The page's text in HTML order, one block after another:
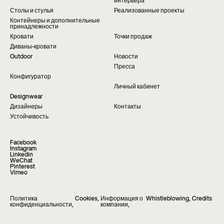
Столы и стулья
Реализованные проекты
Контейнеры и дополнительные
принадлежности
Кровати
Точки продаж
Диваны-кровати
Outdoor
Новости
Пресса
Конфигуратор
Личный кабинет
Designwear
Дизайнеры
Контакты
Устойчивость
Facebook
Instagram
Linkedin
WeChat
Pinterest
Vimeo
Политика
конфиденциальности,
Cookies, Информация о
компании,
Whistleblowing, Credits